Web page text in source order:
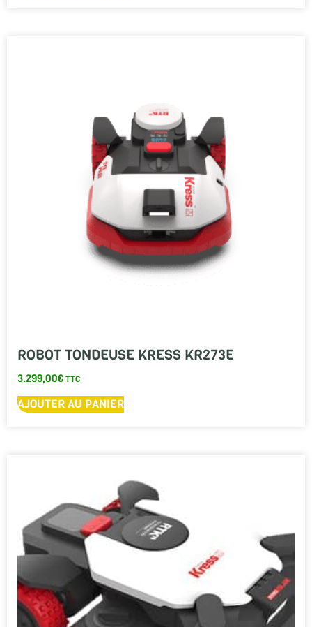
ROBOT TONDEUSE KRESS KR273E
3.299,00€TTC
AJOUTER AU PANIER